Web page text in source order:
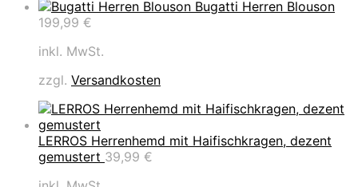
Bugatti Herren Blouson
199,99 €
inkl. MwSt.
zzgl. Versandkosten
LERROS Herrenhemd mit Haifischkragen, dezent
gemustert 39,99 €